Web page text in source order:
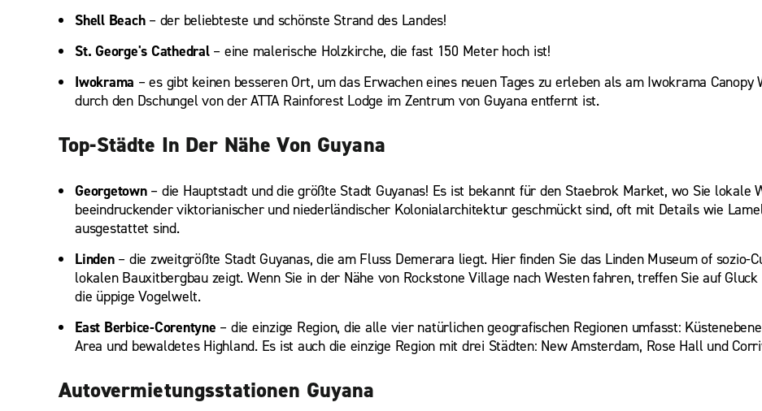
Shell Beach– der beliebteste und schönste Strand des Landes!
St. George's Cathedral– eine malerische Holzkirche, die fast 150 Meter hoch ist!
Iwokrama – es gibt keinen besseren Ort, um das Erwachen eines neuen Tages zu erleben als am Iwokrama
durch den Dschungel von der ATTA Rainforest Lodge im Zentrum von Guyana entfernt ist.
Top-Städte In Der Nähe Von Guyana
Georgetown – die Hauptstadt und die größte Stadt Guyanas! Es ist bekannt für den Staebrok Market, wo Sie lokale
beeindruckender viktorianischer und niederländischer Kolonialarchitektur geschmückt sind, oft mit Details wie
ausgestattet sind.
Linden – die zweitgrößte Stadt Guyanas, die am Fluss Demerara liegt. Hier finden Sie das Linden Museum of sozio-
lokalen Bauxitbergbau zeigt. Wenn Sie in der Nähe von Rockstone Village nach Westen fahren, treffen Sie auf
die üppige Vogelwelt.
East Berbice-Corentyne – die einzige Region, die alle vier natürlichen geografischen Regionen umfasst:
Area und bewaldetes Highland. Es ist auch die einzige Region mit drei Städten: New Amsterdam, Rose Hall und
Autovermietungsstationen Guyana